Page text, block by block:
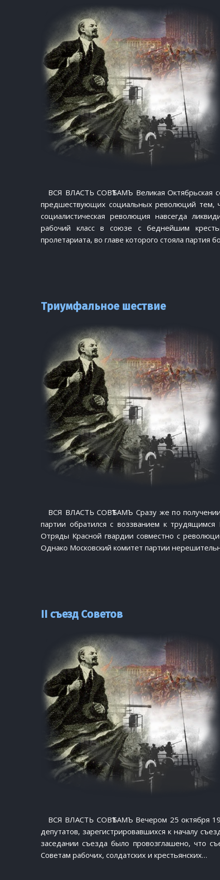
ВСЯ ВЛАСТЬ СОВѢТАМЪ Великая Октябрьская
предшествующих социальных революций тем,
социалистическая революция навсегда
рабочий класс в союзе с беднейшим
пролетариата, во главе которого стояла партия
Триумфальное шествие
ВСЯ ВЛАСТЬ СОВѢТАМЪ Сразу же по
партии обратился с воззванием к
Отряды Красной гвардии совместно с
Однако Московский комитет партии
II съезд Советов
ВСЯ ВЛАСТЬ СОВѢТАМЪ Вечером 25 октября
депутатов, зарегистрировавшихся к началу
заседании съезда было провозглашено, что
Советам рабочих, солдатских и крестьянских…